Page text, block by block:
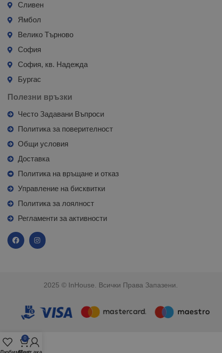
Сливен
Ямбол
Велико Търново
София
София, кв. Надежда
Бургас
Полезни връзки
Често Задавани Въпроси
Политика за поверителност
Общи условия
Доставка
Политика на връщане и отказ
Управление на бисквитки
Политика за лоялност
Регламенти за активности
2025 © InHouse. Всички Права Запазени.
0